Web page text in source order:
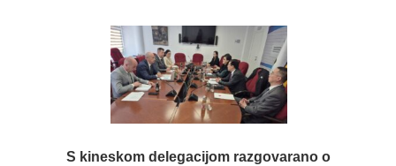
S kineskom delegacijom razgovarano o